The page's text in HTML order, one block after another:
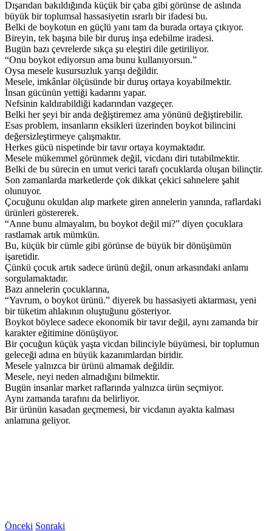
Dışarıdan bakıldığında küçük bir çaba gibi görünse de aslında
büyük bir toplumsal hassasiyetin ısrarlı bir ifadesi bu.
Belki de boykotun en güçlü yanı tam da burada ortaya çıkıyor.
Bireyin, tek başına bile bir duruş inşa edebilme iradesi.
Bugün bazı çevrelerde sıkça şu eleştiri dile getiriliyor.
“Onu boykot ediyorsun ama bunu kullanıyorsun.”
Oysa mesele kusursuzluk yarışı değildir.
Mesele, imkânlar ölçüsünde bir duruş ortaya koyabilmektir.
İnsan gücünün yettiği kadarını yapar.
Nefsinin kaldırabildiği kadarından vazgeçer.
Belki her şeyi bir anda değiştiremez ama yönünü değiştirebilir.
Esas problem, insanların eksikleri üzerinden boykot bilincini
değersizleştirmeye çalışmaktır.
Herkes gücü nispetinde bir tavır ortaya koymaktadır.
Mesele mükemmel görünmek değil, vicdanı diri tutabilmektir.
Belki de bu sürecin en umut verici tarafı çocuklarda oluşan bilinçtir.
Son zamanlarda marketlerde çok dikkat çekici sahnelere şahit
olunuyor.
Çocuğunu okuldan alıp markete giren annelerin yanında, raflardaki
ürünleri göstererek.
“Anne bunu almayalım, bu boykot değil mi?” diyen çocuklara
rastlamak artık mümkün.
Bu, küçük bir cümle gibi görünse de büyük bir dönüşümün
işaretidir.
Çünkü çocuk artık sadece ürünü değil, onun arkasındaki anlamı
sorgulamaktadır.
Bazı annelerin çocuklarına,
“Yavrum, o boykot ürünü.” diyerek bu hassasiyeti aktarması, yeni
bir tüketim ahlakının oluştuğunu gösteriyor.
Boykot böylece sadece ekonomik bir tavır değil, aynı zamanda bir
karakter eğitimine dönüşüyor.
Bir çocuğun küçük yaşta vicdan bilinciyle büyümesi, bir toplumun
geleceği adına en büyük kazanımlardan biridir.
Mesele yalnızca bir ürünü almamak değildir.
Mesele, neyi neden almadığını bilmektir.
Bugün insanlar market raflarında yalnızca ürün seçmiyor.
Aynı zamanda tarafını da belirliyor.
Bir ürünün kasadan geçmemesi, bir vicdanın ayakta kalması
anlamına geliyor.
Önceki Sonraki